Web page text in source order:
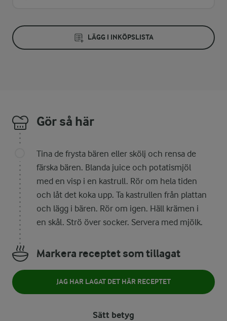
LÄGG I INKÖPSLISTA
Gör så här
Tina de frysta bären eller skölj och rensa de
färska bären. Blanda juice och potatismjöl
med en visp i en kastrull. Rör om hela tiden
och låt det koka upp. Ta kastrullen från plattan
och lägg i bären. Rör om igen. Häll krämen i
en skål. Strö över socker. Servera med mjölk.
Markera receptet som tillagat
JAG HAR LAGAT DET HÄR RECEPTET
Sätt betyg